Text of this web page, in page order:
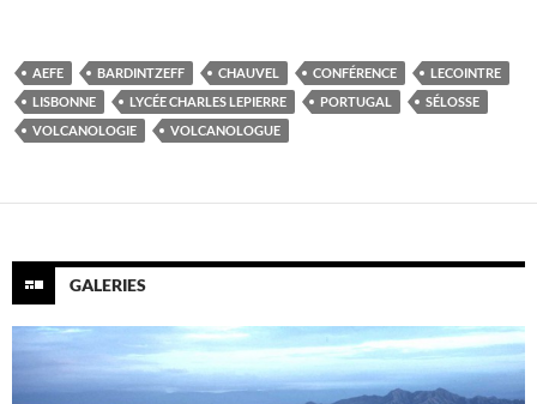
AEFE BARDINTZEFF CHAUVEL CONFÉRENCE
LECOINTRE
LISBONNE
LYCÉE CHARLES LEPIERRE PORTUGAL
SÉLOSSE
VOLCANOLOGIE
VOLCANOLOGUE
GALERIES